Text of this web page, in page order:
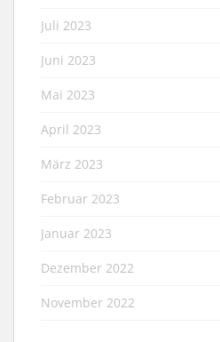
Juli 2023
Juni 2023
Mai 2023
April 2023
März 2023
Februar 2023
Januar 2023
Dezember 2022
November 2022